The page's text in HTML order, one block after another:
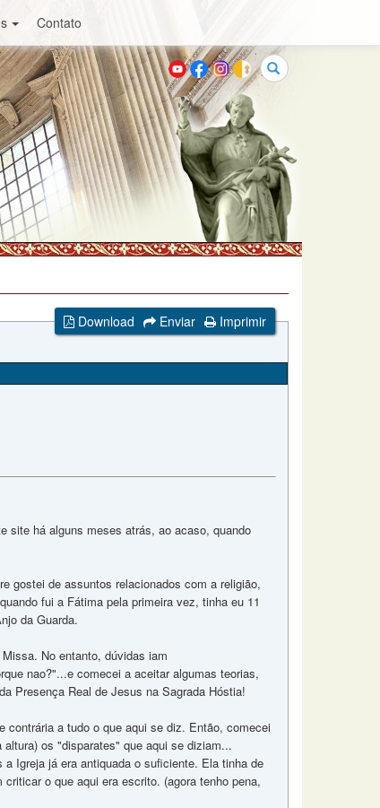
Contato
Buscar
Download Enviar
Imprimir
site há alguns meses atrás, ao acaso, quando
gostei de assuntos relacionados com a religião,
fui a Fátima pela primeira vez, tinha eu 11
da Guarda.
No entanto, dúvidas iam
nao?"...e comecei a aceitar algumas teorias,
Presença Real de Jesus na Sagrada Hóstia!
contrária a tudo o que aqui se diz. Então, comecei
os "disparates" que aqui se diziam...
Igreja já era antiquada o suficiente. Ela tinha de
o que aqui era escrito. (agora tenho pena,